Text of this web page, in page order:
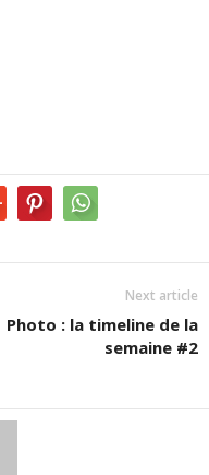
Next article
Photo : la timeline de la
semaine #2